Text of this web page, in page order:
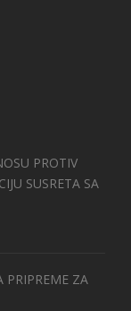
PROTIV
SUSRETA SA
PRIPREME ZA